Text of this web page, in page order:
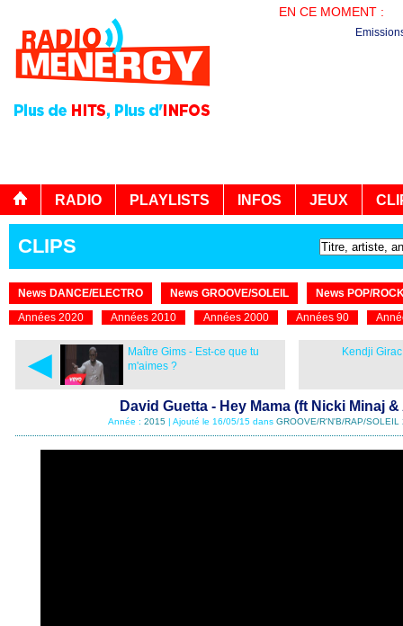
EN CE MOMENT :
RADIO PLAYLISTS INFOS JEUX
CLIPS
News DANCE/ELECTRO News GROOVE/SOLEIL
News POP/
Années 2020
Années 2010 Années 2000 Années 90
◄
Maître Gims - Est-ce que tu
m'aimes ?
Kendji
David Guetta - Hey Mama (ft Nicki Minaj
Année : 2015 | Ajouté le 16/05/15 dans GROOVE/R'N'B/RAP/SOLEIL